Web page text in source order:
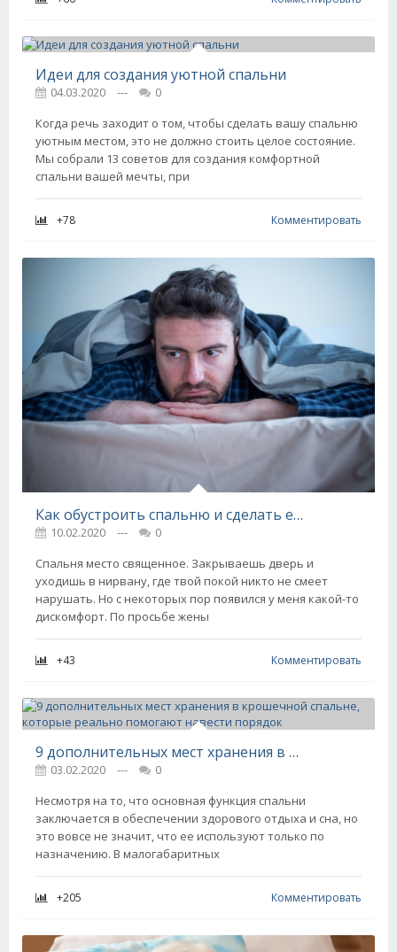
Идеи для создания уютной спальни
04.03.2020 ---
0
Когда речь заходит о том, чтобы сделать вашу спальню
уютным местом, это не должно стоить целое состояние.
Мы собрали 13 советов для создания комфортной
спальни вашей мечты, при
+78 Комментировать
Как обустроить спальню и сделать ее уютнее
10.02.2020 ---
0
Спальня место священное. Закрываешь дверь и
уходишь в нирвану, где твой покой никто не смеет
нарушать. Но с некоторых пор появился у меня какой-то
дискомфорт. По просьбе жены
+43 Комментировать
9 дополнительных мест хранения в крошечной спальне, которые реально помогают навести порядок
03.02.2020 ---
0
Несмотря на то, что основная функция спальни
заключается в обеспечении здорового отдыха и сна, но
это вовсе не значит, что ее используют только по
назначению. В малогабаритных
+205 Комментировать